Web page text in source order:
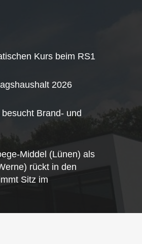
Kurs beim RS1
2026
Brand- und
Middel (Lünen) als
rückt in den
Sitz im